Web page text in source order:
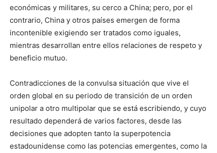
económicas y militares, su cerco a China; pero, por el
contrario, China y otros países emergen de forma
incontenible exigiendo ser tratados como iguales,
mientras desarrollan entre ellos relaciones de respeto y
beneficio mutuo.
Contradicciones de la convulsa situación que vive el
orden global en su periodo de transición de un orden
unipolar a otro multipolar que se está escribiendo, y cuyo
resultado dependerá de varios factores, desde las
decisiones que adopten tanto la superpotencia
estadounidense como las potencias emergentes, como la